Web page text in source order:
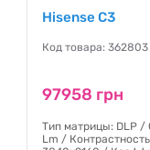
Hisense C3
Код товара: 362803
97958 грн
Тип матрицы: DLP /
Lm /